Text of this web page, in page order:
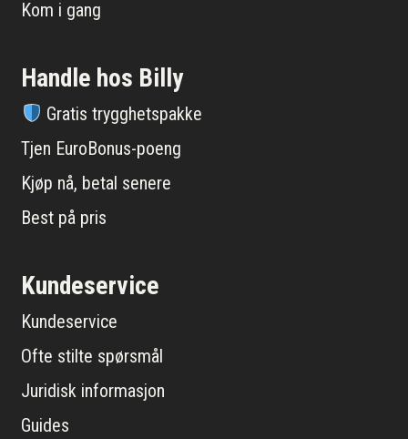
Kom i gang
Handle hos Billy
Gratis trygghetspakke
Tjen EuroBonus-poeng
Kjøp nå, betal senere
Best på pris
Kundeservice
Kundeservice
Ofte stilte spørsmål
Juridisk informasjon
Guides